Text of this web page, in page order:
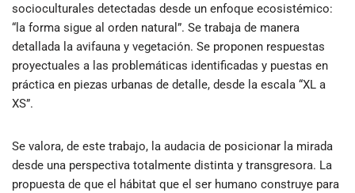
socioculturales detectadas desde un enfoque ecosistémico:
“la forma sigue al orden natural”. Se trabaja de manera
detallada la avifauna y vegetación. Se proponen respuestas
proyectuales a las problemáticas identificadas y puestas en
práctica en piezas urbanas de detalle, desde la escala “XL a
XS”.
Se valora, de este trabajo, la audacia de posicionar la mirada
desde una perspectiva totalmente distinta y transgresora. La
propuesta de que el hábitat que el ser humano construye para